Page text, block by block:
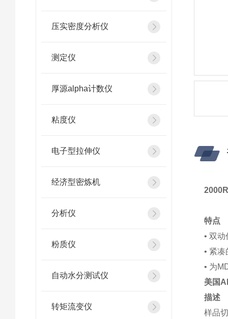
压实密度分析仪
测定仪
厚源alpha计数仪
粘度仪
电子型拉伸仪
经济型密炼机
分析仪
粉质仪
自动水分测试仪
转矩流变仪
特点
• 双
• 紧
• 为
美国
描述
样品